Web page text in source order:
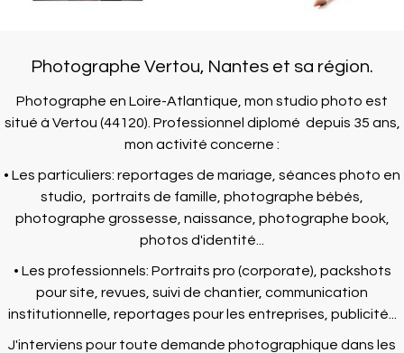
Photographe Vertou, Nantes et sa région.
Photographe en Loire-Atlantique, mon studio photo est
situé à Vertou (44120). Professionnel diplomé depuis 35 ans,
mon activité concerne :
• Les particuliers: reportages de mariage, séances photo en
studio, portraits de famille, photographe bébés,
photographe grossesse, naissance, photographe book,
photos d'identité...
• Les professionnels: Portraits pro (corporate), packshots
pour site, revues, suivi de chantier, communication
institutionnelle, reportages pour les entreprises, publicité...
J'interviens pour toute demande photographique dans les